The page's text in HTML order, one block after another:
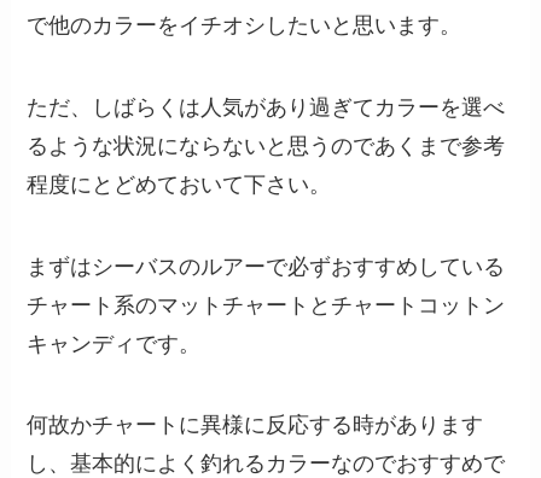
で他のカラーをイチオシしたいと思います。
ただ、しばらくは人気があり過ぎてカラーを選べ
るような状況にならないと思うのであくまで参考
程度にとどめておいて下さい。
まずはシーバスのルアーで必ずおすすめしている
チャート系のマットチャートとチャートコットン
キャンディです。
何故かチャートに異様に反応する時があります
し、基本的によく釣れるカラーなのでおすすめで